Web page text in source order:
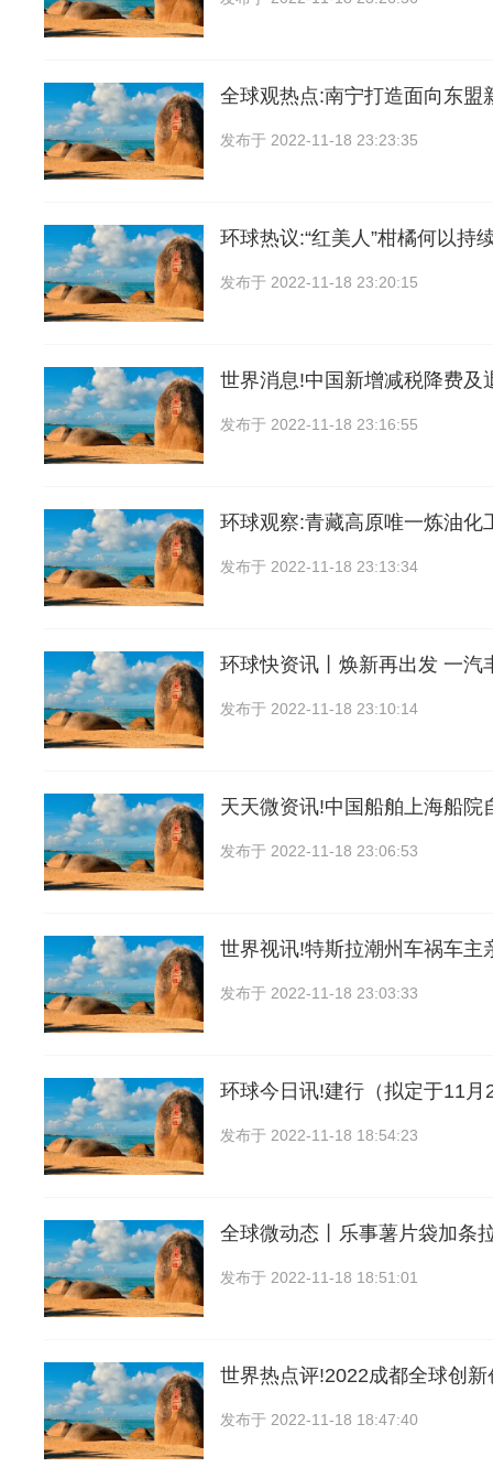
全球观热点:南宁打造面向东盟
发布于 2022-11-18 23:23:35
环球热议:“红美人”柑橘何以持
发布于 2022-11-18 23:20:15
世界消息!中国新增减税降费及
发布于 2022-11-18 23:16:55
环球观察:青藏高原唯一炼油化
发布于 2022-11-18 23:13:34
环球快资讯丨焕新再出发 一汽
发布于 2022-11-18 23:10:14
天天微资讯!中国船舶上海船院
发布于 2022-11-18 23:06:53
世界视讯!特斯拉潮州车祸车主
发布于 2022-11-18 23:03:33
环球今日讯!建行（拟定于11月
发布于 2022-11-18 18:54:23
全球微动态丨乐事薯片袋加条
发布于 2022-11-18 18:51:01
世界热点评!2022成都全球创
发布于 2022-11-18 18:47:40